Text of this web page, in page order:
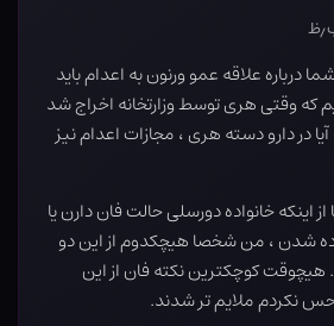
علاقه عمو ورنون به اعدام باید
کتاب 5 بیفتیم که وقتی هری توسط وزارتخانه اخراج شد
در دارو دسته هری ، مجازات اعدام نیز
اینکه خانواده دورسلی حالت فان دارن یا
شدن ، من شخصا هیچکدوم از این دو
کوچکترین نکته فان از این
حس نکردم ملایم تر شدند.